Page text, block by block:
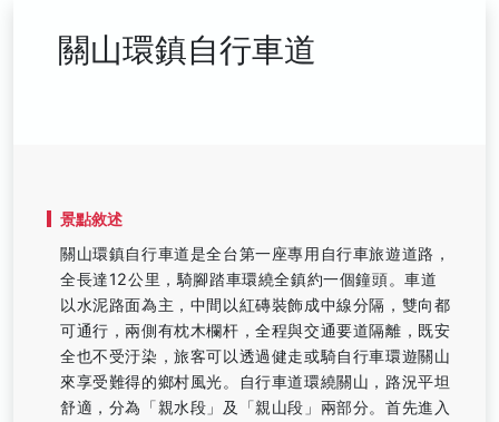
關山環鎮自行車道
景點敘述
關山環鎮自行車道是全台第一座專用自行車旅遊道路，
全長達12公里，騎腳踏車環繞全鎮約一個鐘頭。車道
以水泥路面為主，中間以紅磚裝飾成中線分隔，雙向都
可通行，兩側有枕木欄杆，全程與交通要道隔離，既安
全也不受汙染，旅客可以透過健走或騎自行車環遊關山
來享受難得的鄉村風光。自行車道環繞關山，路況平坦
舒適，分為「親水段」及「親山段」兩部分。首先進入